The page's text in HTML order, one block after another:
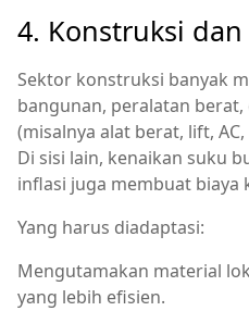
4. Konstruksi
Sektor konstruksi banyak
bangunan, peralatan
(misalnya alat berat, lift,
Di sisi lain, kenaikan suku
inflasi juga membuat
Yang harus diadaptasi:
Mengutamakan material
yang lebih efisien.